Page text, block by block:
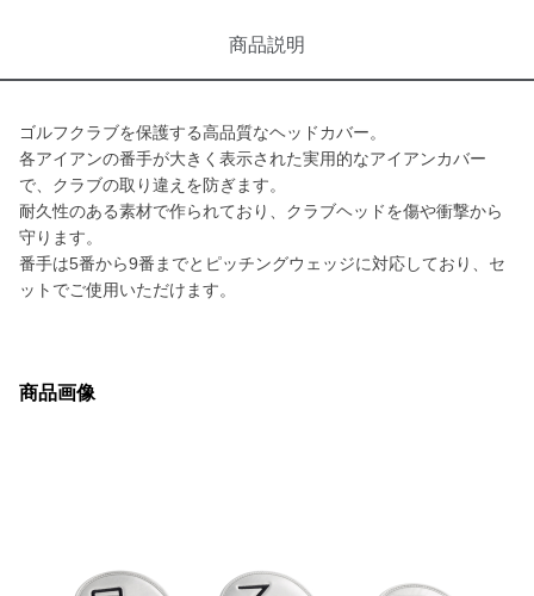
商品説明
ゴルフクラブを保護する高品質なヘッドカバー。
各アイアンの番手が大きく表示された実用的なアイアンカバー
で、クラブの取り違えを防ぎます。
耐久性のある素材で作られており、クラブヘッドを傷や衝撃から
守ります。
番手は5番から9番までとピッチングウェッジに対応しており、セ
ットでご使用いただけます。
商品画像